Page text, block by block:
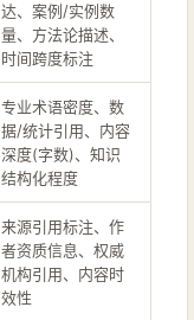
达、案例/实例数
量、方法论描述、
时间跨度标注
专业术语密度、数
据/统计引用、内容
深度(字数)、知识
结构化程度
来源引用标注、作
者资质信息、权威
机构引用、内容时
效性